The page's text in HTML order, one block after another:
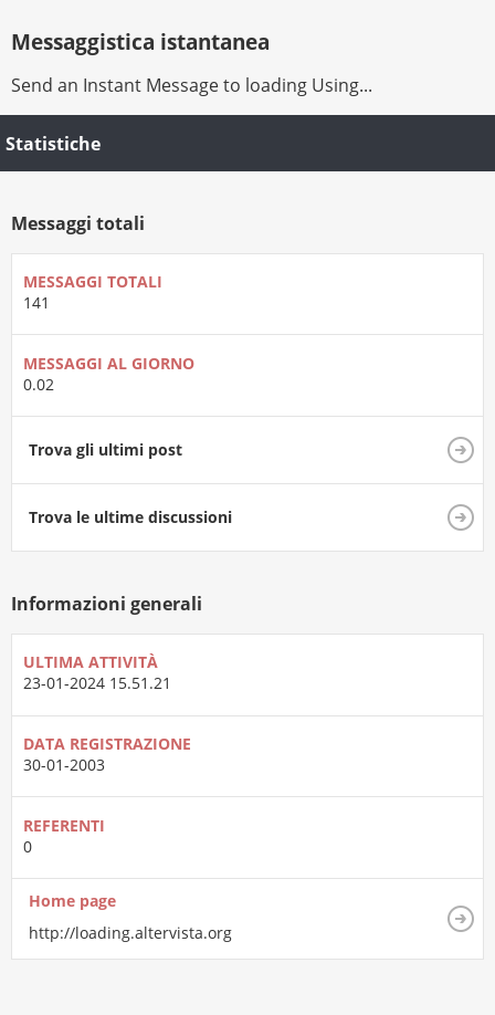
Messaggistica istantanea
Send an Instant Message to loading Using...
Statistiche
Messaggi totali
MESSAGGI TOTALI
141
MESSAGGI AL GIORNO
0.02
Trova gli ultimi post
Trova le ultime discussioni
Informazioni generali
ULTIMA ATTIVITÀ
23-01-2024 15.51.21
DATA REGISTRAZIONE
30-01-2003
REFERENTI
0
Home page
http://loading.altervista.org